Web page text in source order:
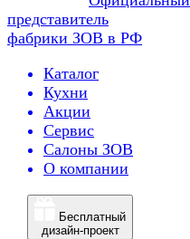
представитель
фабрики ЗОВ в РФ
Каталог
Кухни
Акции
Сервис
Салоны ЗОВ
О компании
Бесплатный
дизайн-проект